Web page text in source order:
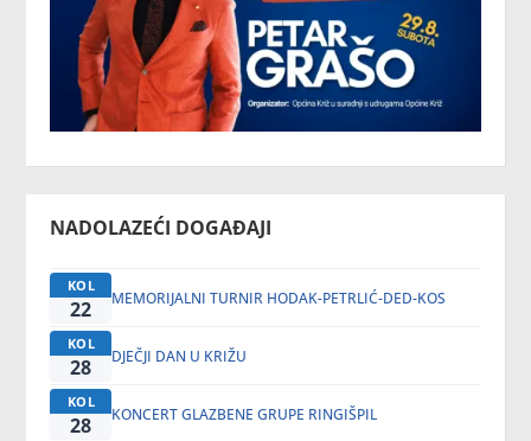
NADOLAZEĆI DOGAĐAJI
KOL
22 MEMORIJALNI TURNIR HODAK-PETRLIĆ-DED-KOS
KOL
28 DJEČJI DAN U KRIŽU
KOL
28 KONCERT GLAZBENE GRUPE RINGIŠPIL